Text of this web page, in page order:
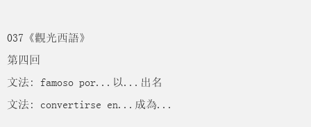
037《觀光西語》
第四回
文法: famoso por...以...出名
文法: convertirse en...成為...